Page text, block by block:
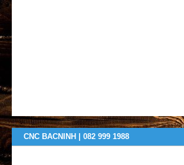
CNC BACNINH | 082 999 1988